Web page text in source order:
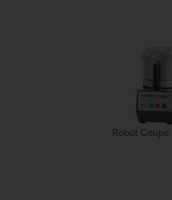
Robot